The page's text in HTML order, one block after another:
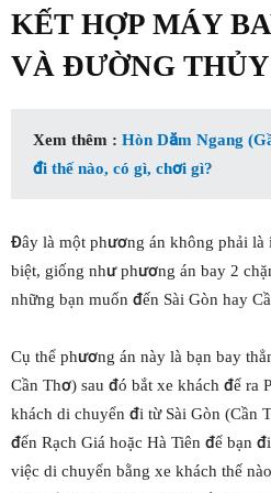
KẾT HỢP MÁY
VÀ ĐƯỜNG THỦY
Xem thêm : Hòn Dăm Ngang
đi thế nào, có gì, chơi gì?
Đây là một phương án không phải là
biệt, giống như phương án bay 2
những bạn muốn đến Sài Gòn hay
Cụ thể phương án này là bạn bay
Cần Thơ) sau đó bắt xe khách để ra
khách di chuyển đi từ Sài Gòn (Cần
đến Rạch Giá hoặc Hà Tiên để bạn
việc di chuyển bằng xe khách thế